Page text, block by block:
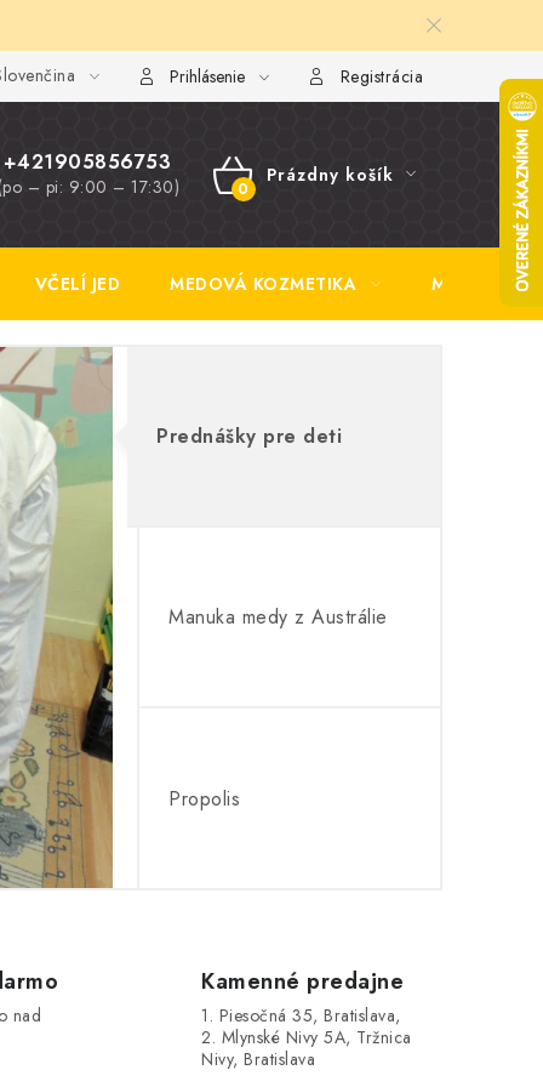
Fotogaléria Obchodné podmienky Ochrana
Prihlásenie Registrácia
– pi: 9:00 – 17:30)
NÁKUPNÝ
KOŠÍK
Prázdny košík
VČELÍ JED MEDOVÁ KOZMETIKA MEDOVINA
Prednášky pre deti
Manuka medy z Austrálie
Propolis
nad
Kamenné predajne
1. Piesočná 35, Bratislava,
2. Mlynské Nivy 5A, Tržnica
Nivy, Bratislava